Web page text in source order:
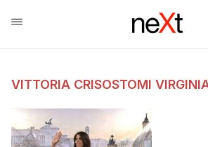
VITTORIA CRISOSTOMI